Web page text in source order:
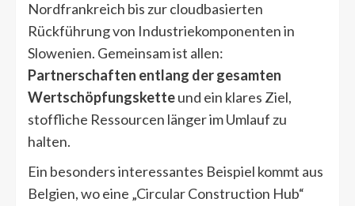
Nordfrankreich bis zur cloudbasierten
Rückführung von Industriekomponenten in
Slowenien. Gemeinsam ist allen:
Partnerschaften entlang der gesamten
Wertschöpfungsketteund ein klares Ziel,
stoffliche Ressourcen länger im Umlauf zu
halten.
Ein besonders interessantes Beispiel kommt aus
Belgien, wo eine „Circular Construction Hub“